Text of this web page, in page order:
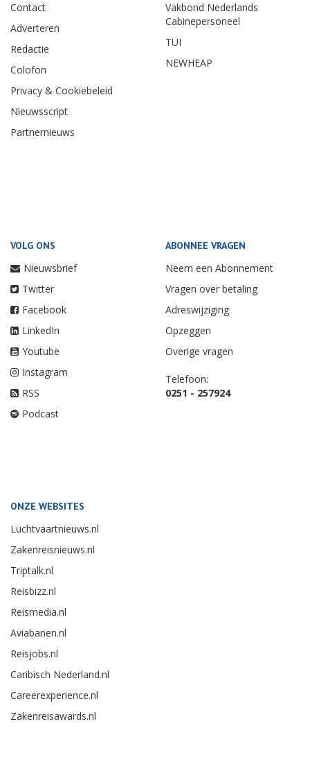
Contact
Adverteren
Redactie
Colofon
Privacy & Cookiebeleid
Nieuwsscript
Partnernieuws
Vakbond Nederlands
Cabinepersoneel
TUI
NEWHEAP
VOLG ONS
Nieuwsbrief
Twitter
Facebook
LinkedIn
Youtube
Instagram
RSS
Podcast
ABONNEE VRAGEN
Neem een Abonnement
Vragen over betaling
Adreswijziging
Opzeggen
Overige vragen
Telefoon:
0251 - 257924
ONZE WEBSITES
Luchtvaartnieuws.nl
Zakenreisnieuws.nl
Triptalk.nl
Reisbizz.nl
Reismedia.nl
Aviabanen.nl
Reisjobs.nl
Caribisch Nederland.nl
Careerexperience.nl
Zakenreisawards.nl